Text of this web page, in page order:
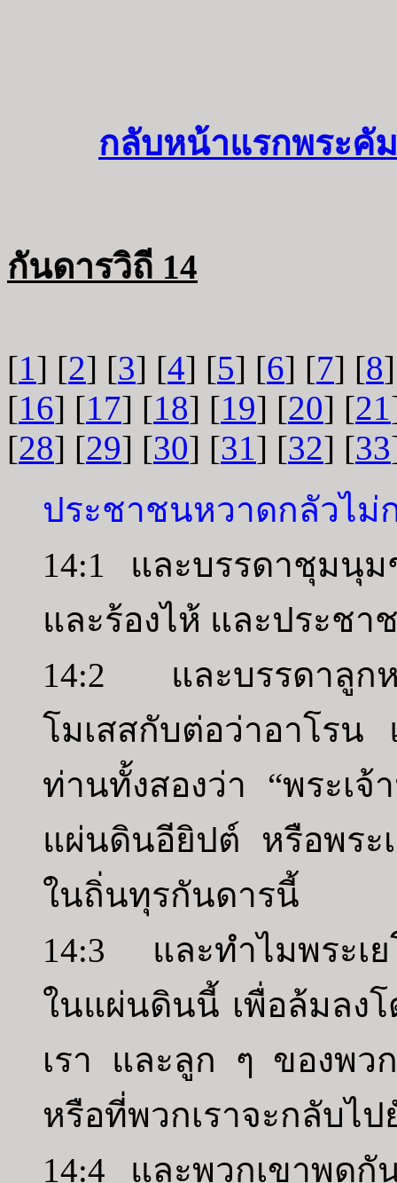
กลับหน้าแรกพระคั
กันดารวิถี 14
[1] [2] [3] [4] [5] [6] [7] [8
[16] [17] [18] [19] [20] [21
[28] [29] [30] [31] [32] [33
ประชาชนหวาดกลัวไม่
14:1 และบรรดาชุมนุม
และร้องไห้ และประช
14:2 และบรรดาลูกห
โมเสสกับต่อว่าอาโร
ท่านทั้งสองว่า “พระเจ้
แผ่นดินอียิปต์ หรือพระเ
ในถิ่นทุรกันดารนี้
14:3 และทำไมพระเย
ในแผ่นดินนี้ เพื่อล้มลง
เรา และลูก ๆ ของพว
หรือที่พวกเราจะกลับไป
14:4 และพวกเขาพูดกั